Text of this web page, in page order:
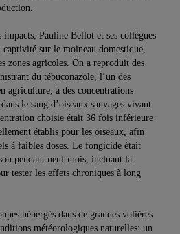
Pauline Bellot et ses collègues
captivité sur le moineau domestique,
zones agricoles. On a reproduit des
du tébuconazole, l’un des
agriculture, à des concentrations
le sang d’oiseaux sauvages vivant
choisie était 36 fois inférieure
établis pour les oiseaux, afin
à faibles doses. Le fongicide était
pendant neuf mois, incluant la
tester les effets chroniques à long
hébergés dans de grandes volières
météorologiques naturelles: un